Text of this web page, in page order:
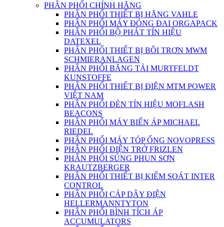
PHÂN PHỐI CHÍNH HÃNG
PHÂN PHỐI THIẾT BỊ HÃNG VAHLE
PHÂN PHỐI MÁY ĐÓNG ĐAI ORGAPACK
PHÂN PHỐI BỘ PHÁT TÍN HIỆU
DATEXEL
PHÂN PHỐI THIẾT BỊ BÔI TRƠN MWM
SCHMIERANLAGEN
PHÂN PHỐI BĂNG TẢI MURTFELDT
KUNSTOFFE
PHÂN PHỐI THIẾT BỊ ĐIỆN MTM POWER
VIỆT NAM
PHÂN PHỐI ĐÈN TÍN HIỆU MOFLASH
BEACONS
PHÂN PHỐI MÁY BIẾN ÁP MICHAEL
RIEDEL
PHÂN PHỐI MÁY TÓP ỐNG NOVOPRESS
PHÂN PHỐI ĐIỆN TRỞ FRIZLEN
PHÂN PHỐI SÚNG PHUN SƠN
KRAUTZBERGER
PHÂN PHỐI THIẾT BỊ KIỂM SOÁT INTER
CONTROL
PHÂN PHỐI CÁP DÂY ĐIỆN
HELLERMANNTYTON
PHÂN PHỐI BÌNH TÍCH ÁP
ACCUMULATORS